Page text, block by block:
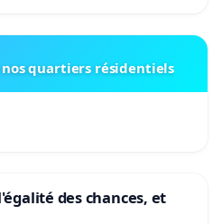
nos quartiers résidentiels
des chances, et